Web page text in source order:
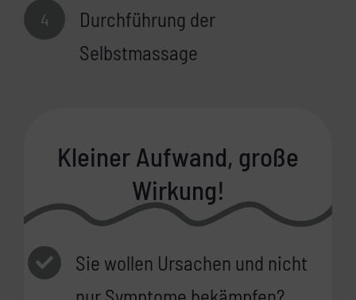
4
Durchführung der
Selbstmassage
Kleiner Aufwand, große
Wirkung!
Sie wollen Ursachen und nicht